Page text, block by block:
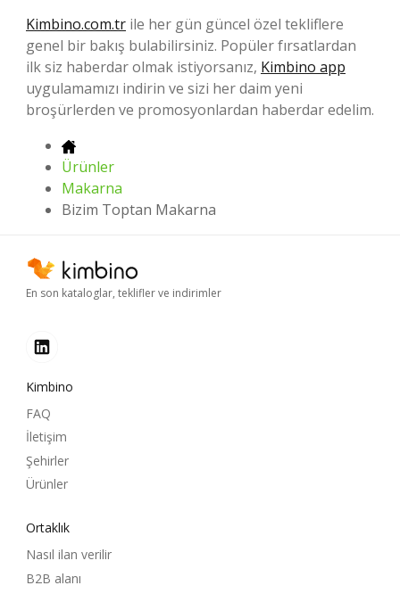
Kimbino.com.tr ile her gün güncel özel tekliflere
genel bir bakış bulabilirsiniz. Popüler fırsatlardan
ilk siz haberdar olmak istiyorsanız, Kimbino app
uygulamamızı indirin ve sizi her daim yeni
broşürlerden ve promosyonlardan haberdar edelim.
Ürünler
Makarna
Bizim Toptan Makarna
En son kataloglar, teklifler ve indirimler
Kimbino
FAQ
İletişim
Şehirler
Ürünler
Ortaklık
Nasıl ilan verilir
B2B alanı